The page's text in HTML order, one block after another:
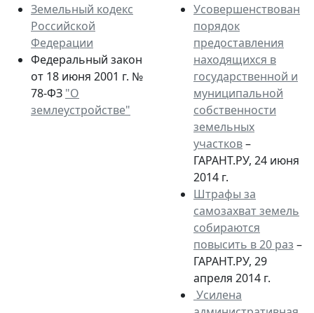
Земельный кодекс
Российской
Федерации
Федеральный закон
от 18 июня 2001 г. №
78-ФЗ "О
землеустройстве"
Усовершенствован
порядок
предоставления
находящихся в
государственной и
муниципальной
собственности
земельных
участков–
ГАРАНТ.РУ, 24 июня
2014 г.
Штрафы за
самозахват земель
собираются
повысить в 20 раз –
ГАРАНТ.РУ, 29
апреля 2014 г.
Усилена